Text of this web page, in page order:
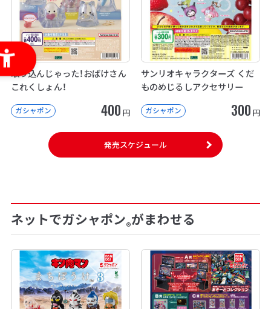
取り込んじゃった！おばけさん
これくしょん！
ガシャポン 400 円
サンリオキャラクターズ くだ
ものめじるしアクセサリー
ガシャポン 300 円
発売スケジュール
ネットでガシャポン®がまわせる